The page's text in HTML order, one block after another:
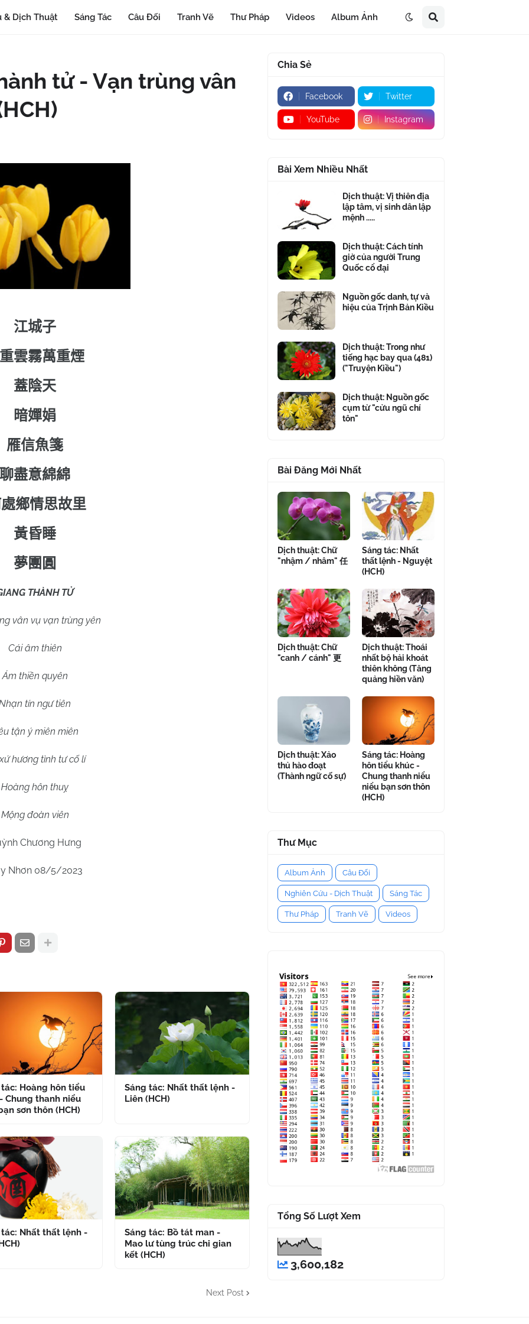
& Dịch Thuật Sáng Tác Câu Đối Tranh Vẽ Thư Pháp Videos Album Ảnh
tử - Vạn trùng vân
江城子
雲霧萬重煙
蓋陰天
暗嬋娟
雁信魚箋
聊盡意綿綿
鄉情思故里
黃昏睡
夢團圓
THÀNH TỬ
vân vụ vạn trùng yên
Cái âm thiên
Ám thiền quyên
tín ngư tiên
tận ý miên miên
hương tình tư cố lí
Hoàng hôn thuỵ
Mộng đoàn viên
Chương Hưng
Nhơn 08/5/2023
Hoàng hôn tiểu
Chung thanh niểu
sơn thôn (HCH)
Sáng tác: Nhất thất lệnh -
Liên (HCH)
tác: Nhất thất lệnh -
Sáng tác: Bồ tát man -
Mao lư tùng trúc chi gian
kết (HCH)
Next Post
Chia Sẻ
Facebook Twitter
YouTube Instagram
Bài Xem Nhiều Nhất
Dịch thuật: Vị thiên địa
lập tâm, vị sinh dân lập
mệnh .....
Dịch thuật: Cách tính
giờ của người Trung
Quốc cổ đại
Nguồn gốc danh, tự và
hiệu của Trịnh Bản Kiều
Dịch thuật: Trong như
tiếng hạc bay qua (481)
("Truyện Kiều")
Dịch thuật: Nguồn gốc
cụm từ "cửu ngũ chí
tôn"
Bài Đăng Mới Nhất
Dịch thuật: Chữ
"nhậm / nhâm" 任
Sáng tác: Nhất
thất lệnh - Nguyệt
(HCH)
Dịch thuật: Chữ
"canh / cánh" 更
Dịch thuật: Thoái
nhất bộ hải khoát
thiên không (Tăng
quảng hiền văn)
Dịch thuật: Xảo
thủ hào đoạt
(Thành ngữ cố sự)
Sáng tác: Hoàng
hôn tiểu khúc -
Chung thanh niểu
niểu bạn sơn thôn
(HCH)
Thư Mục
Album Ảnh Câu Đối
Nghiên Cứu - Dịch Thuật Sáng Tác
Thư Pháp Tranh Vẽ Videos
Tổng Số Lượt Xem
3,600,182